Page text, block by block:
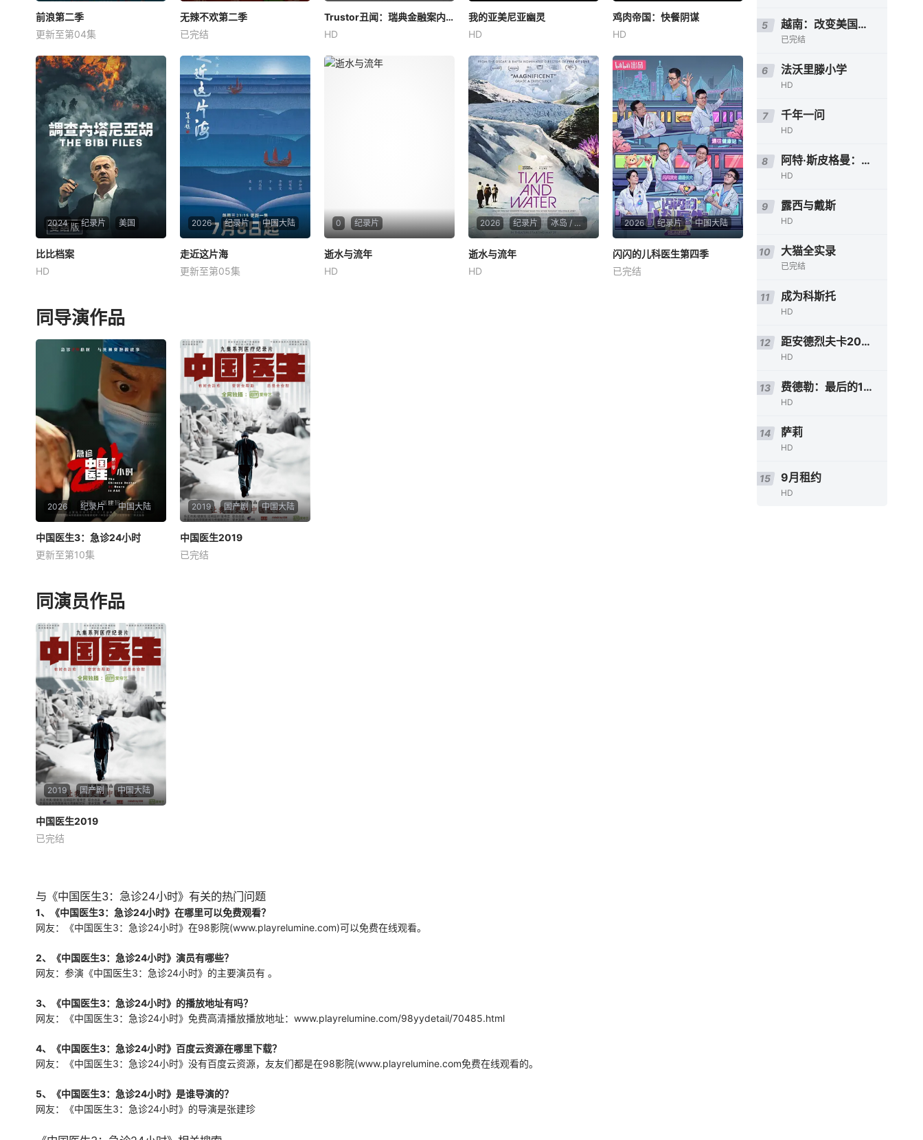
前浪第二季
未知
星期二 更1前浪，也无风雨也
无晴。 &amp;nbsp; &amp;nb
sp; &amp;nbsp; &amp;nbsp;
&amp;nbsp; &amp;nbsp; &a
mp;nbsp; &amp;nbsp; &amp;
nbsp; &amp;nbsp; &amp;nbs
p; &amp;nbsp
前浪第二季
更新至第04集
无辣不欢第二季
未知
腾讯视频自制美食纪录片《无
辣不欢》第二季，以&amp;qu
ot;辣&amp;quot;为情绪钥
匙，从个人感受延伸至社会群
像，深入探寻这款当代&amp;
quot;情绪释放器&amp;quot;
如何一辣解千愁。
无辣不欢第二季
已完结
Trustor丑闻：瑞典金融案内幕
Netflix正在投资两部新的瑞典
Trustor丑闻：瑞典金融案内幕
HD
我的亚美尼亚幽灵
这是一封献给塔玛拉父亲的温
柔追思信，她的父亲曾是苏联
亚美尼亚的电影演员。塔玛拉
从小就在电视上目睹了他的风
采，而她自己后来也成为了一
名电影制作人。影片带领观众
进行了一场迷人的梦游，穿越
亚美尼亚电影历史的
我的亚美尼亚幽灵
HD
鸡肉帝国：快餐阴谋
为期28天的冒险之旅，横跨英
美两地，仅以炸鸡为食，探究
人们对炸鸡的渴望以及产业背
后的力量！
鸡肉帝国：快餐阴谋
HD
2024 纪录片 美国
比比档案
列总理内塔尼亚胡(Benjamin
Netanyahu)的纪录片在多伦
是TIFF历史上最具爆炸性的纪
录片之一，尽管内塔尼亚胡做
了最后的努力加以阻止。
比比档案
HD
2026 纪录片 中国大陆
走近这片海
麦家 刘亮程
谢有顺担任总策划，并邀请刘
亮程、麦家、于坚、李修文、
许知远等知名作家参与录制。
拍摄期间，作家们
走近这片海
更新至第05集
0 纪录片
逝水与流年
逝水与流年
HD
2026 纪录片 冰岛 / 美国
逝水与流年
逝水与流年
HD
2026 纪录片 中国大陆
闪闪的儿科医生第四季
未知
闪闪的儿科医生第四季
已完结
同导演作品
2026 纪录片 中国大陆
未知
诊24小时》是一部深入中国急
诊医疗体系最前线的纪实作
台，跨越乡村卫生所、县级医
院、三甲医院至国家医疗中
心，真实记录从院前急救到术
后康复的全链条协作。
中国医生3：急诊24小时
更新至第10集
2019 国产剧 中国大陆
中国医生2019
未知
中国医生2019
已完结
同演员作品
2019 国产剧 中国大陆
中国医生2019
未知
中国医生2019
已完结
5 越南：改变美国的战争
已完结
6 法沃里滕小学
HD
7 千年一问
HD
8 阿特·斯皮格曼：灾难是我的缪斯
HD
9 露西与戴斯
HD
10 大猫全实录
已完结
11 成为科斯托
HD
12 距安德烈夫卡2000米
HD
13 费德勒：最后的12天
HD
14 萨莉
HD
15 9月租约
HD
与《中国医生3：急诊24小时》有关的热门问题
1、《中国医生3：急诊24小时》在哪里可以免费观看？
网友：《中国医生3：急诊24小时》在98影院(www.playrelumine.com)可以免费在线观看。
2、《中国医生3：急诊24小时》演员有哪些？
网友：参演《中国医生3：急诊24小时》的主要演员有 。
3、《中国医生3：急诊24小时》的播放地址有吗？
网友：《中国医生3：急诊24小时》免费高清播放播放地址：www.playrelumine.com/98yydetail/70485.html
4、《中国医生3：急诊24小时》百度云资源在哪里下载？
网友：《中国医生3：急诊24小时》没有百度云资源，友友们都是在98影院(www.playrelumine.com免费在线观看的。
5、《中国医生3：急诊24小时》是谁导演的？
网友：《中国医生3：急诊24小时》的导演是张建珍